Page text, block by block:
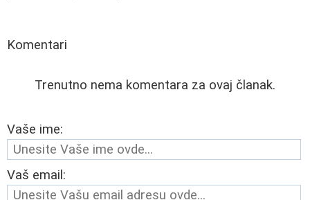
Komentari
Trenutno nema komentara za ovaj članak.
Vaše ime:
Vaš email: